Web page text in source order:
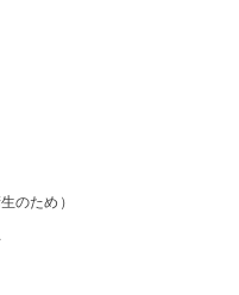
のため）